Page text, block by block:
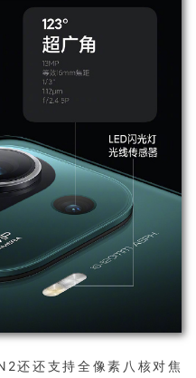
还还支持全像素八核对焦